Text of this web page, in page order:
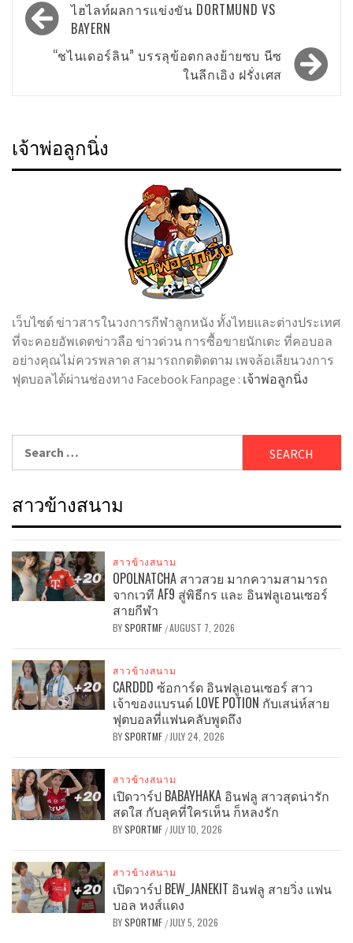
Post
navigation
ไฮไลท์ผลการแข่งขัน DORTMUND VS
BAYERN
“ชไนเดอร์ลิน” บรรลุข้อตกลงย้ายซบ นีซ
ในลีกเอิง ฝรั่งเศส
เจ้าพ่อลูกนิ่ง
เว็บไซต์ ข่าวสารในวงการกีฬาลูกหนัง ทั้งไทยและต่างประเทศ
ที่จะคอยอัพเดตข่าวลือ ข่าวด่วน การซื้อขายนักเตะ ที่คอบอล
อย่างคุณไม่ควรพลาด สามารถกดติดตาม เพจล้อเลียนวงการ
ฟุตบอลได้ผ่านช่องทาง Facebook Fanpage : เจ้าพ่อลูกนิ่ง
สาวข้างสนาม
สาวข้างสนาม
OPOLNATCHA สาวสวย มากความสามารถ
จากเวที AF9 สู่พิธีกร และ อินฟลูเอนเซอร์
สายกีฬา
BYSPORTMF /AUGUST 7, 2026
สาวข้างสนาม
CARDDD ซ้อการ์ด อินฟลูเอนเซอร์ สาว
เจ้าของแบรนด์ LOVE POTION กับเสน่ห์สาย
ฟุตบอลที่แฟนคลับพูดถึง
BYSPORTMF / JULY 24, 2026
สาวข้างสนาม
เปิดวาร์ป BABAYHAKA อินฟลู สาวสุดน่ารัก
สดใส กับลุคที่ใครเห็น ก็หลงรัก
BYSPORTMF / JULY 10, 2026
สาวข้างสนาม
เปิดวาร์ป BEW_JANEKIT อินฟลู สายวิ่ง แฟน
บอล หงส์แดง
BYSPORTMF / JULY 5, 2026